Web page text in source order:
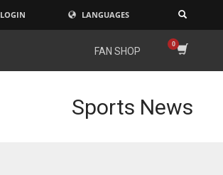
LOGIN LANGUAGES
FAN SHOP
Sports News